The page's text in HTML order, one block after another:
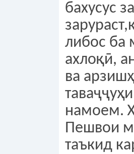
бахусус
либос ба
ахлоқӣ,
ва
намоем.
Пешвои
таъкид